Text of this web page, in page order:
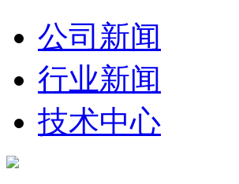
公司新闻
行业新闻
技术中心